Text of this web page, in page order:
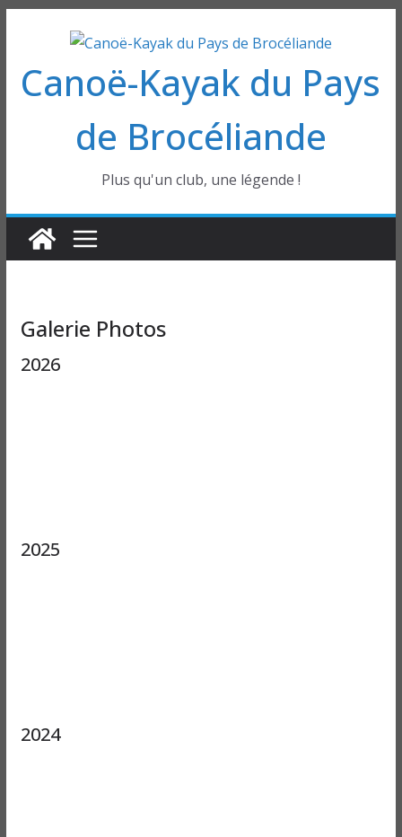
contenu
Canoë-Kayak du Pays
de Brocéliande
Plus qu'un club, une légende !
Galerie Photos
2026
2025
2024